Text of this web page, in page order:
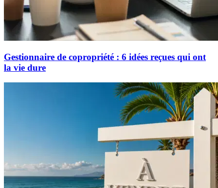
Gestionnaire de copropriété : 6 idées reçues qui ont
la vie dure